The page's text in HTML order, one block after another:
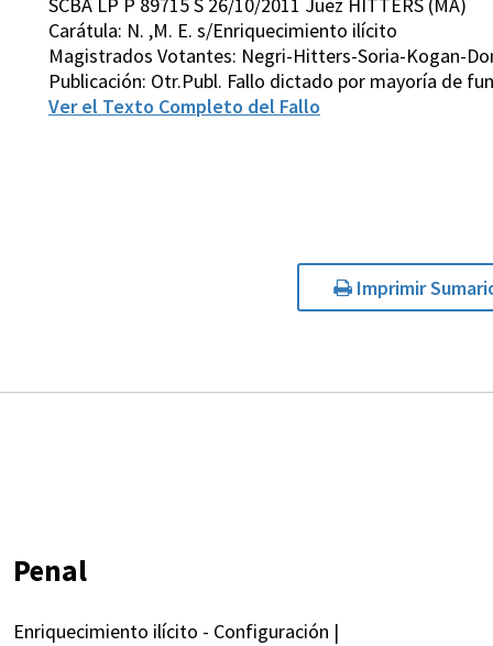
SCBA LP P 89715 S 26/10/2011 Juez HITTERS (MA)
Carátula: N. ,M. E. s/Enriquecimiento ilícito
Magistrados Votantes: Negri-Hitters-Soria-Kogan-
Publicación: Otr.Publ. Fallo dictado por mayoría de
Ver el Texto Completo del Fallo
Imprimir
Penal
Enriquecimiento ilícito - Configuración |